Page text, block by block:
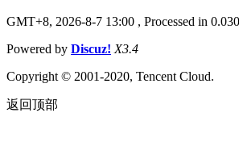
GMT+8, 2026-8-7 13:00 , Processed in
Powered by Discuz! X3.4
Copyright © 2001-2020, Tencent Cloud.
返回顶部